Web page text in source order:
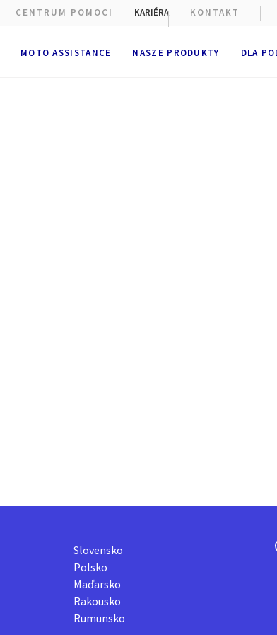
MOTO ASSISTANCE NASZE PRODUKTY DLA
CENTRUM POMOCI KARIÉRA KONTAKT
Slovensko
Polsko
Maďarsko
Rakousko
Rumunsko